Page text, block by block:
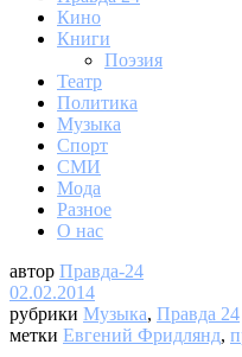
Кино
Книги
Поэзия
Театр
Политика
Музыка
Спорт
СМИ
Мода
Разное
О нас
автор Правда-24
02.02.2014
рубрики Музыка, Правда 24
метки Евгений Фридлянд,